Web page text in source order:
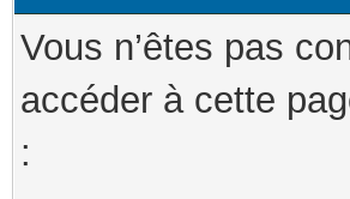
Vous n’êtes pas
accéder à cette
: